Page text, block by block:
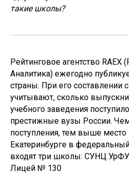
такие школы?
Рейтинговое агентство RAEX
Аналитика) ежегодно
страны. При его составлении
учитывают, сколько
учебного заведения
престижные вузы России.
поступления, тем выше
Екатеринбурге в
входят три школы: СУНЦ
Лицей № 130